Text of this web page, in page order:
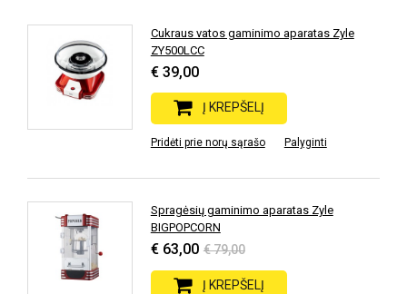
Cukraus vatos gaminimo aparatas Zyle
ZY500LCC
€ 39,00
Į KREPŠELĮ
Pridėti prie norų sąrašo Palyginti
Spragėsių gaminimo aparatas Zyle
BIGPOPCORN
€ 63,00 € 79,00
Į KREPŠELĮ